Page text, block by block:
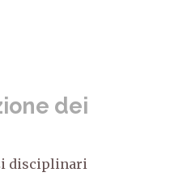
dei
disciplinari